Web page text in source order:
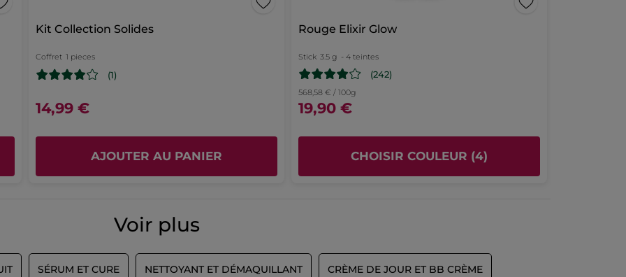
Kit Collection Solides
Coffret 1 pieces
(1)
14,99 €
AJOUTER AU PANIER
Rouge Elixir Glow
Stick 3.5 g - 4 teintes
(242)
568,58 € / 100g
19,90 €
CHOISIR COULEUR (4)
Voir plus
SÉRUM ET CURE NETTOYANT ET DÉMAQUILLANT CRÈME DE JOUR ET BB CRÈME